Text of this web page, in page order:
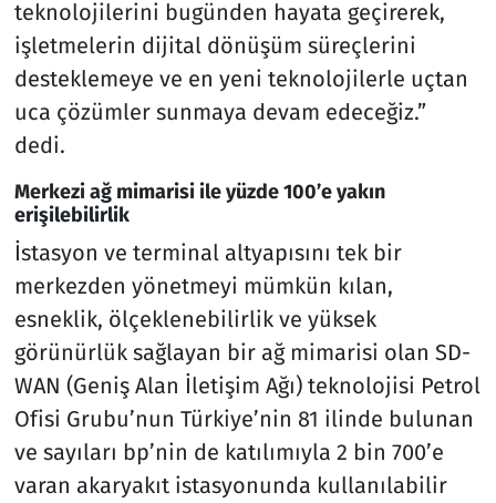
teknolojilerini bugünden hayata geçirerek,
işletmelerin dijital dönüşüm süreçlerini
desteklemeye ve en yeni teknolojilerle uçtan
uca çözümler sunmaya devam edeceğiz.”
dedi.
Merkezi ağ mimarisi ile yüzde 100’e yakın
erişilebilirlik
İstasyon ve terminal altyapısını tek bir
merkezden yönetmeyi mümkün kılan,
esneklik, ölçeklenebilirlik ve yüksek
görünürlük sağlayan bir ağ mimarisi olan SD-
WAN (Geniş Alan İletişim Ağı) teknolojisi Petrol
Ofisi Grubu’nun Türkiye’nin 81 ilinde bulunan
ve sayıları bp’nin de katılımıyla 2 bin 700’e
varan akaryakıt istasyonunda kullanılabilir